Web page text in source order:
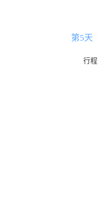
第5天
行程